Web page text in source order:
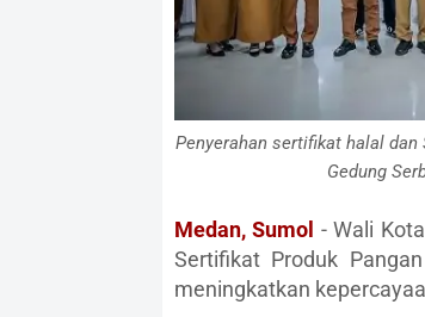
Penyerahan sertifikat halal dan
Gedung
Medan, Sumol - Wali
Sertifikat Produk
meningkatkan